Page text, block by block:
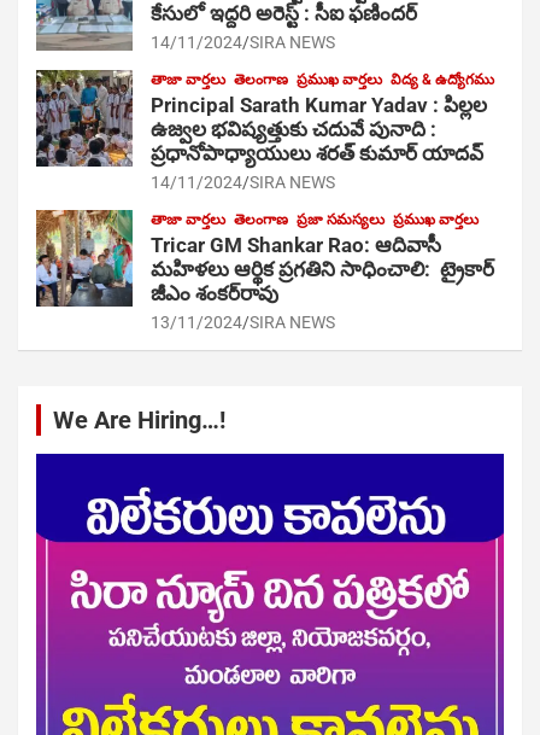
కేసులో ఇద్దరి అరెస్ట్ : సీఐ ఫణిందర్
14/11/2024 SIRA NEWS
తాజా వార్తలు తెలంగాణ ప్రముఖ వార్తలు విద్య & ఉద్యోగము
Principal Sarath Kumar Yadav : పిల్లల
ఉజ్వల భవిష్యత్తుకు చదువే పునాది :
ప్రధానోపాధ్యాయులు శరత్ కుమార్ యాదవ్
14/11/2024 SIRA NEWS
తాజా వార్తలు తెలంగాణ ప్రజా సమస్యలు ప్రముఖ వార్తలు
Tricar GM Shankar Rao: ఆదివాసీ
మహిళలు ఆర్థిక ప్రగతిని సాధించాలి: ట్రైకార్
జీఎం శంకర్‌రావు
13/11/2024 SIRA NEWS
We Are Hiring…!